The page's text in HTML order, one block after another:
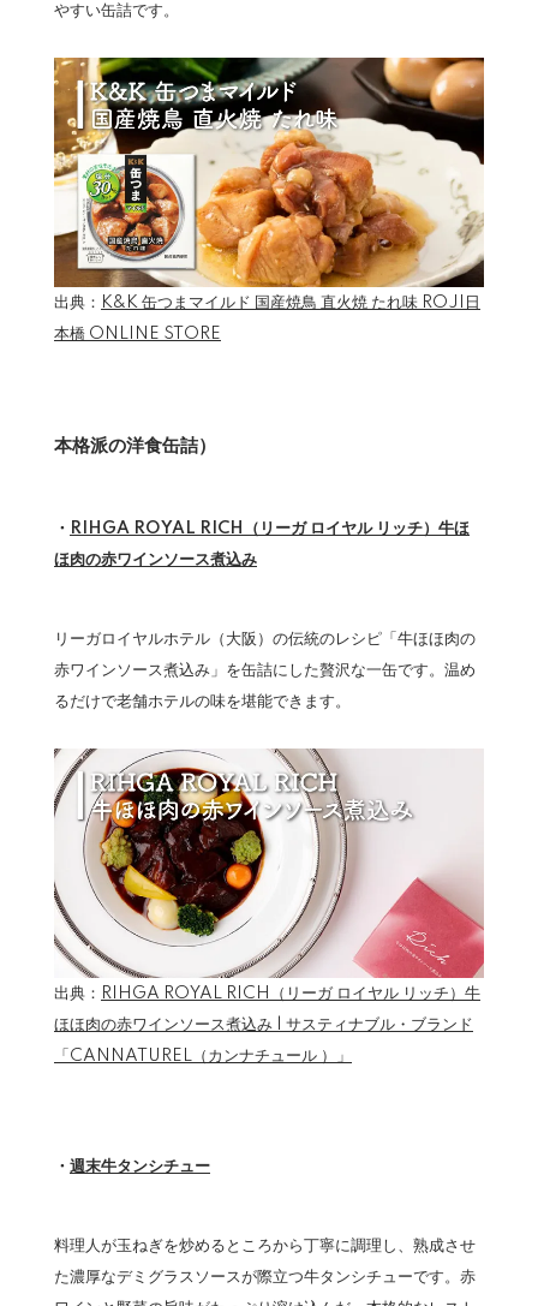
やすい缶詰です。
出典： K&K 缶つまマイルド 国産焼鳥 直火焼 たれ味 ROJI日
本橋 ONLINE STORE
本格派の洋食缶詰）
・ RIHGA ROYAL RICH（リーガ ロイヤル リッチ）牛ほ
ほ肉の赤ワインソース煮込み
リーガロイヤルホテル（大阪）の伝統のレシピ「牛ほほ肉の
赤ワインソース煮込み」を缶詰にした贅沢な一缶です。温め
るだけで老舗ホテルの味を堪能できます。
出典： RIHGA ROYAL RICH（リーガ ロイヤル リッチ）牛
ほほ肉の赤ワインソース煮込み | サスティナブル・ブランド
「CANNATUREL（カンナチュール ）」
・ 週末牛タンシチュー
料理人が玉ねぎを炒めるところから丁寧に調理し、熟成させ
た濃厚なデミグラスソースが際立つ牛タンシチューです。赤